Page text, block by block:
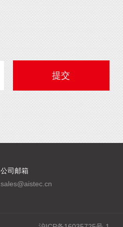
公司邮箱
sales@aistec.cn